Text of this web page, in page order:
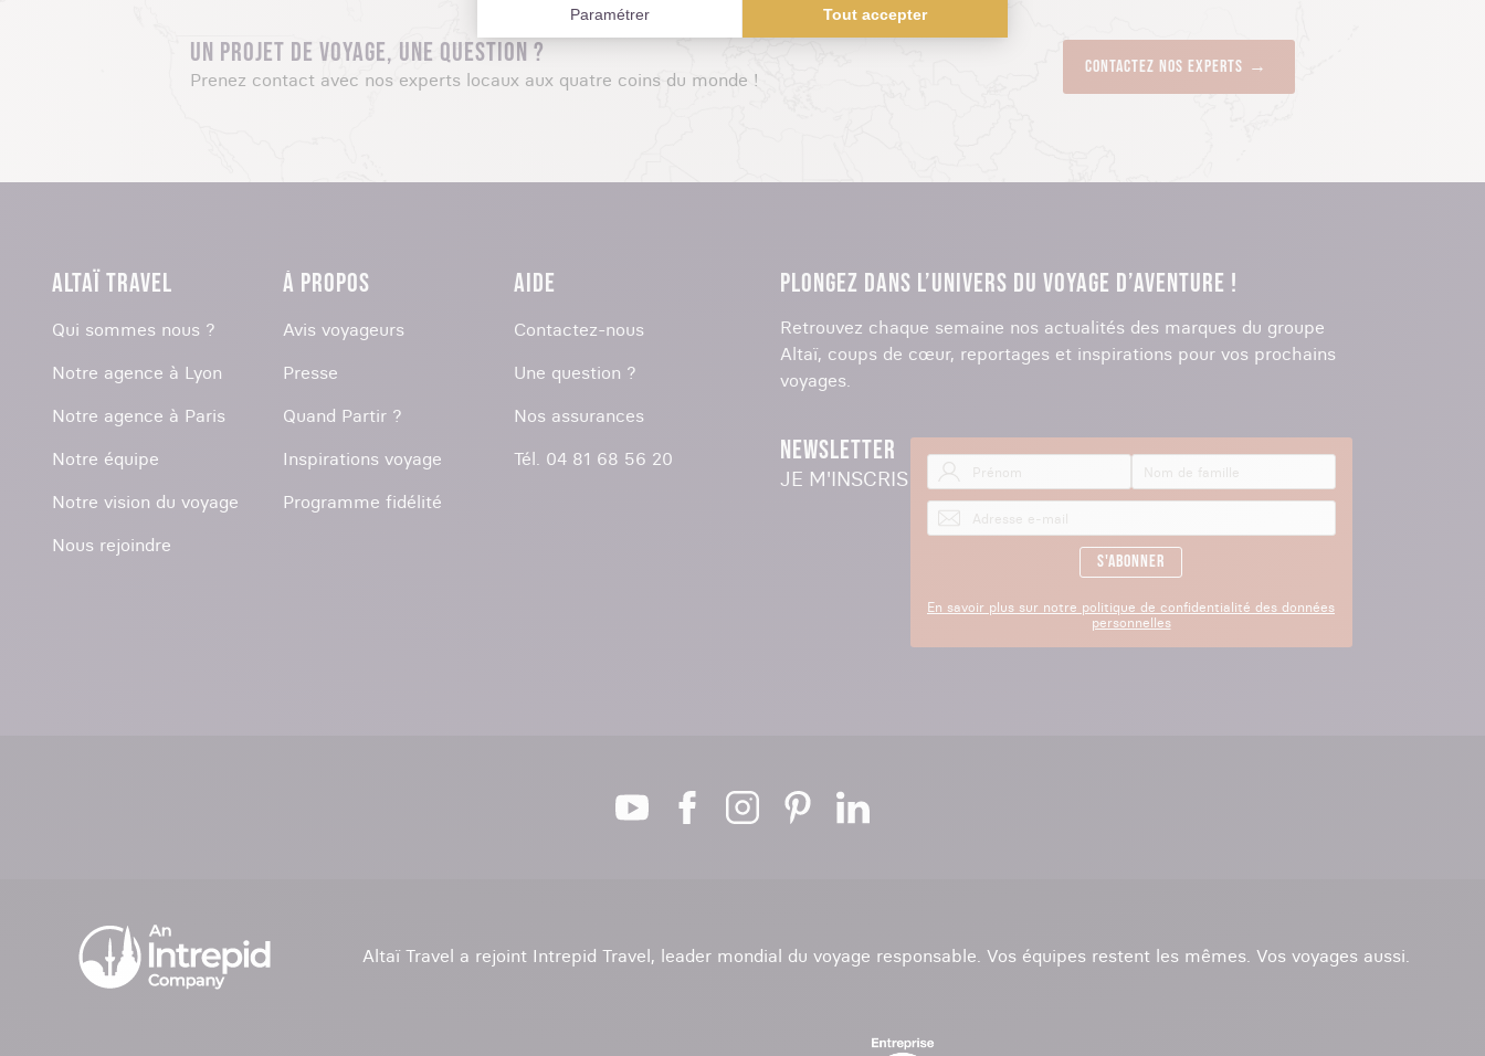
UN PROJET DE VOYAGE, UNE QUESTION ?
Prenez contact avec nos experts locaux aux quatre coins du monde !
Contactez nos experts
ALTAÏ TRAVEL
Qui sommes nous ?
Notre agence à Lyon
Notre agence à Paris
Notre équipe
Notre vision du voyage
Nous rejoindre
À PROPOS
Avis voyageurs
Presse
Quand Partir ?
Inspirations voyage
Programme fidélité
AIDE
Contactez-nous
Une question ?
Nos assurances
Tél. 04 81 68 56 20
PLONGEZ DANS L’UNIVERS DU VOYAGE D’AVENTURE !
Retrouvez chaque semaine nos actualités des marques du groupe
Altaï, coups de cœur, reportages et inspirations pour vos prochains
voyages.
NEWSLETTER
JE M'INSCRIS
S'abonner
En savoir plus sur notre politique de confidentialité des données
personnelles
Altaï Travel a rejoint Intrepid Travel, leader mondial du voyage responsable. Vos équipes restent les mêmes. Vos voyages aussi.